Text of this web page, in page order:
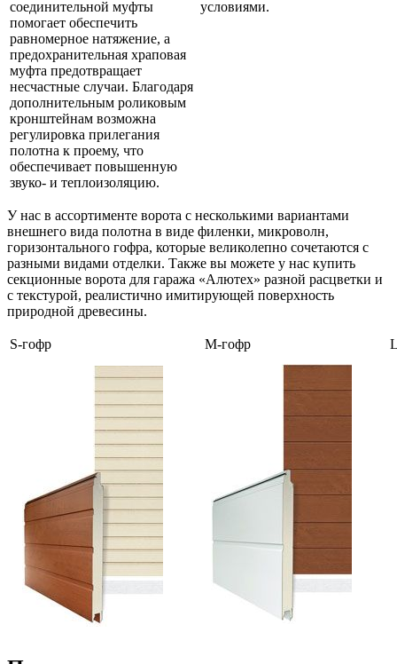
соединительной муфты
помогает обеспечить
равномерное натяжение, а
предохранительная храповая
муфта предотвращает
несчастные случаи. Благодаря
дополнительным роликовым
кронштейнам возможна
регулировка прилегания
полотна к проему, что
обеспечивает повышенную
звуко- и теплоизоляцию.
условиями.
У нас в ассортименте ворота с несколькими вариантами
внешнего вида полотна в виде филенки, микроволн,
горизонтального гофра, которые великолепно сочетаются с
разными видами отделки. Также вы можете у нас купить
секционные ворота для гаража «Алютех» разной расцветки и
с текстурой, реалистично имитирующей поверхность
природной древесины.
S-гофр M-гофр